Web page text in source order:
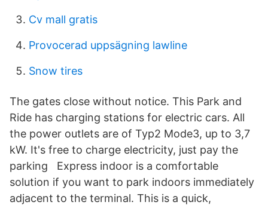
Cv mall gratis
Provocerad uppsägning lawline
Snow tires
The gates close without notice. This Park and
Ride has charging stations for electric cars. All
the power outlets are of Typ2 Mode3, up to 3,7
kW. It's free to charge electricity, just pay the
parking Express indoor is a comfortable
solution if you want to park indoors immediately
adjacent to the terminal. This is a quick,